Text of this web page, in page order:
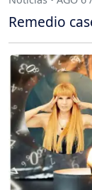
Remedio